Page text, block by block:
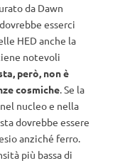
da Dawn
esserci
HED anche la
notevoli
però, non è
cosmiche. Se la
nucleo e nella
dovrebbe essere
anziché ferro.
più bassa di